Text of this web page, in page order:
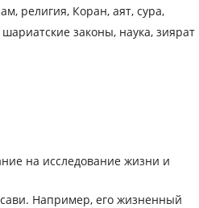
религия, Коран, аят, сура,
законы, наука, зиярат
на исследование жизни и
Например, его жизненный